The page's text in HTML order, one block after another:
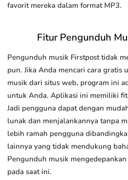
favorit mereka dalam format MP3.
Fitur Pengunduh
Pengunduh musik Firstpost tidak
pun. Jika Anda mencari cara gratis
musik dari situs web, program ini
untuk Anda. Aplikasi ini memiliki
Jadi pengguna dapat dengan
lunak dan menjalankannya tanpa
lebih ramah pengguna
lainnya yang tidak mendukung
Pengunduh musik
pada saat ini.